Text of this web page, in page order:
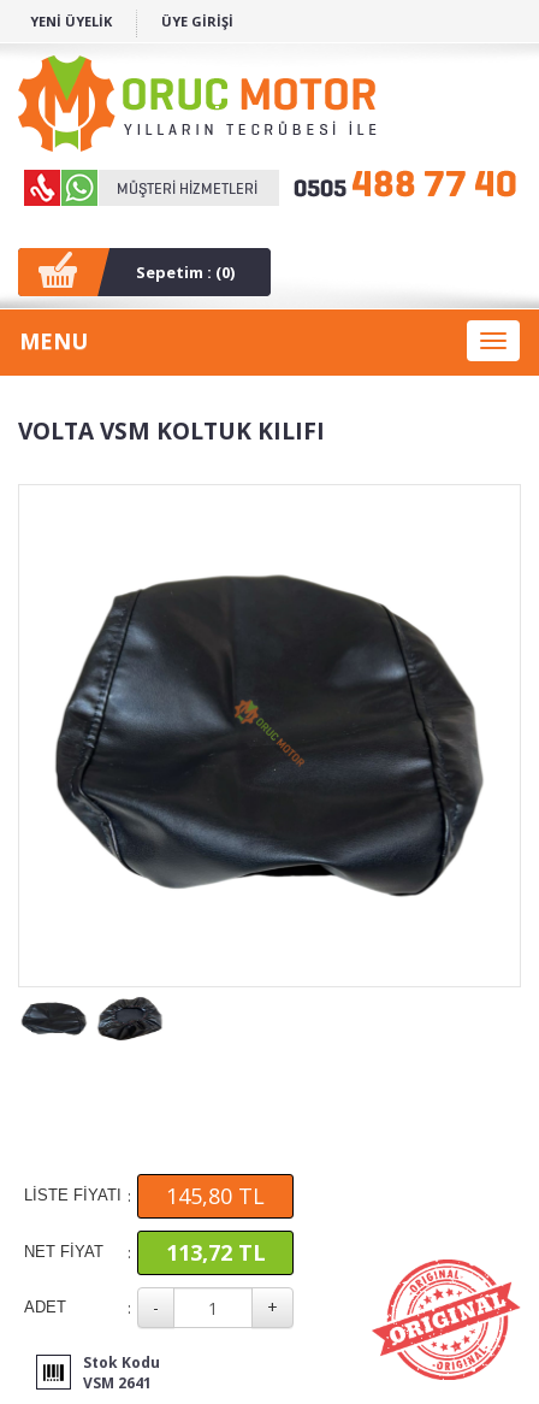
YENİ ÜYELİK ÜYE GİRİŞİ
Sepetim : (0)
Toggle
MENU
VOLTA VSM KOLTUK KILIFI
LİSTE FİYATI : 145,80 TL
NET FİYAT : 113,72 TL
ADET :
Stok Kodu
VSM 2641